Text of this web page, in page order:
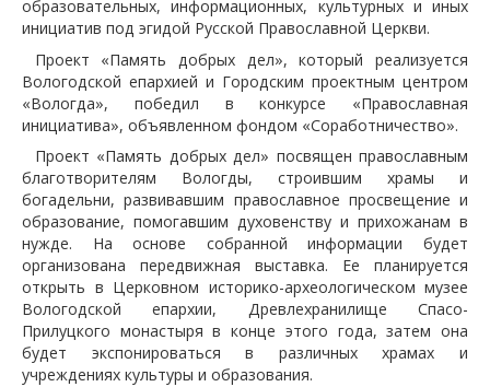
образовательных, информационных, культурных и иных
инициатив под эгидой Русской Православной Церкви.
Проект «Память добрых дел», который реализуется
Вологодской епархией и Городским проектным центром
«Вологда», победил в конкурсе «Православная
инициатива», объявленном фондом «Соработничество».
Проект «Память добрых дел» посвящен православным
благотворителям Вологды, строившим храмы и
богадельни, развивавшим православное просвещение и
образование, помогавшим духовенству и прихожанам в
нужде. На основе собранной информации будет
организована передвижная выставка. Ее планируется
открыть в Церковном историко-археологическом музее
Вологодской епархии, Древлехранилище Спасо-
Прилуцкого монастыря в конце этого года, затем она
будет экспонироваться в различных храмах и
учреждениях культуры и образования.